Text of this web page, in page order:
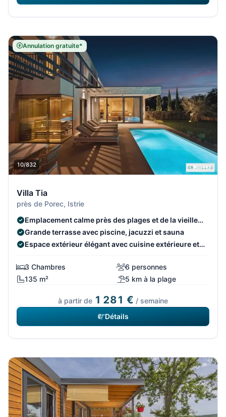
Annulation gratuite*
10/832
Villa Tia
près de Porec, Istrie
Emplacement calme près des plages et de la vieille
ville de Poreč
Grande terrasse avec piscine, jacuzzi et sauna
Espace extérieur élégant avec cuisine extérieure et
3 Chambres
6 personnes
135 m²
5 km à la plage
à partir de 1 281 € / semaine
Détails